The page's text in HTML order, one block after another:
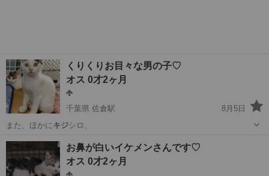
くりくりお目々な男の子♡
オス 0才2ヶ月
千葉県 佐倉駅
8月5日
また、ほかに キジシロ、
千葉 佐倉市 佐倉駅 猫
お鼻が白いイケメンさんです♡
オス 0才2ヶ月